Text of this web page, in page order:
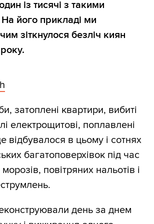
із тисячі з такими
його прикладі ми
зіткнулося безліч киян
затоплені квартири, вибиті
електрощитові, поплавлені
відбувалося в цьому і сотнях
багатоповерхівок під час
повітряних нальотів і
день за днем